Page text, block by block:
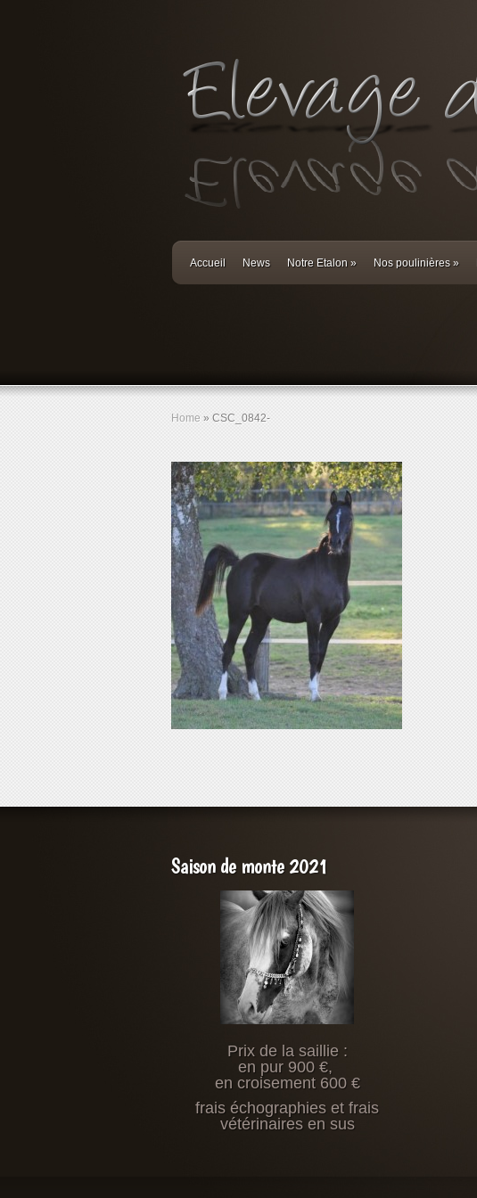
Accueil News Notre Etalon » Nos poulinières»
Home » CSC_0842-
Saison de monte 2021
Prix de la saillie :
en pur 900 €,
en croisement 600 €
frais échographies et frais
vétérinaires en sus